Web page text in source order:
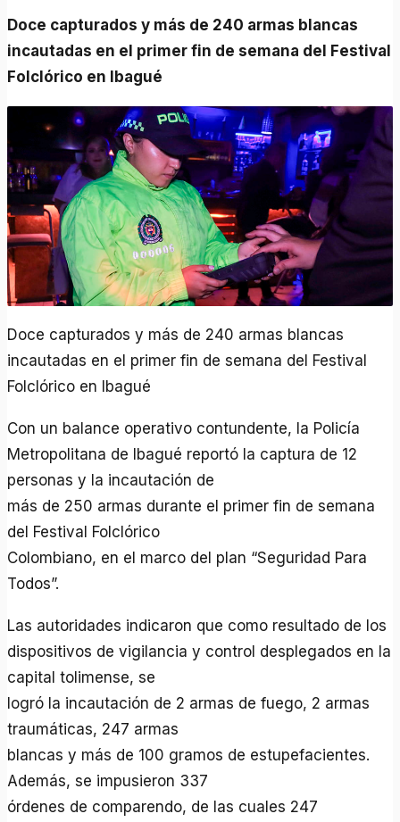
Doce capturados y más de 240 armas blancas
incautadas en el primer fin de semana del Festival
Folclórico en Ibagué
Doce capturados y más de 240 armas blancas
incautadas en el primer fin de semana del Festival
Folclórico en Ibagué
Con un balance operativo contundente, la Policía
Metropolitana de Ibagué reportó la captura de 12
personas y la incautación de
más de 250 armas durante el primer fin de semana
del Festival Folclórico
Colombiano, en el marco del plan “Seguridad Para
Todos”.
Las autoridades indicaron que como resultado de los
dispositivos de vigilancia y control desplegados en la
capital tolimense, se
logró la incautación de 2 armas de fuego, 2 armas
traumáticas, 247 armas
blancas y más de 100 gramos de estupefacientes.
Además, se impusieron 337
órdenes de comparendo, de las cuales 247